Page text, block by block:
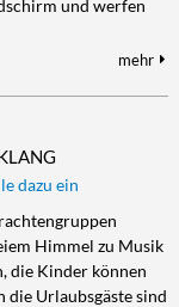
und werfen
mehr
dazu ein
Himmel zu Musik
die Kinder können
Urlaubsgäste sind